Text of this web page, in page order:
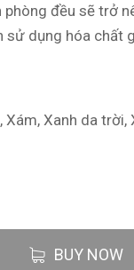
đều sẽ trở
sử dụng hóa chất
Xám, Xanh da trời,
BUY NOW